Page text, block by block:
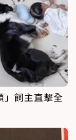
」飼主直擊全